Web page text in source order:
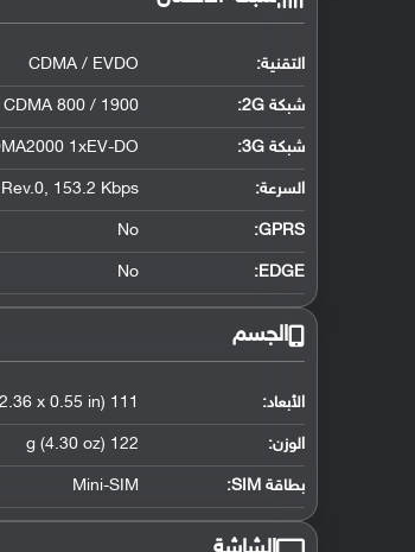
التقنية: CDMA / EVDO
شبكة 2G: CDMA 800 / 1900
شبكة 3G :
1xEV-DO
السرعة: 153.2 Kbps
GPRS:
No
EDGE:
No
الجسم
الأبعاد: 111 x 60 x 14 mm (4.37 x 2.36 x 0.55 in)
الوزن: 122 g (4.30 oz)
بطاقة SIM: Mini-SIM